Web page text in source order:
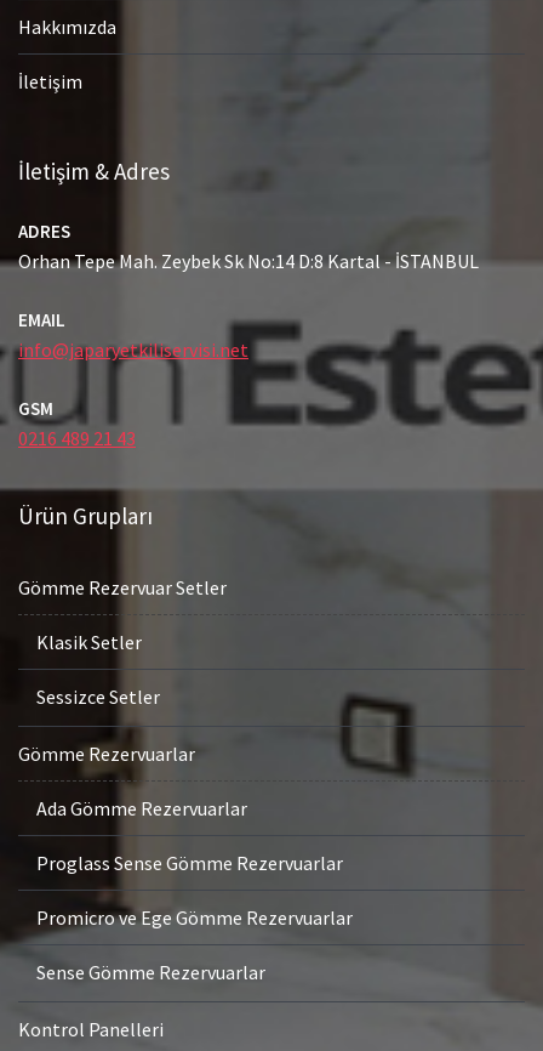
Hakkımızda
İletişim
İletişim & Adres
ADRES
Orhan Tepe Mah. Zeybek Sk No:14 D:8 Kartal - İSTANBUL
EMAIL
info@japaryetkiliservisi.net
GSM
0216 489 21 43
Ürün Grupları
Gömme Rezervuar Setler
Klasik Setler
Sessizce Setler
Gömme Rezervuarlar
Ada Gömme Rezervuarlar
Proglass Sense Gömme Rezervuarlar
Promicro ve Ege Gömme Rezervuarlar
Sense Gömme Rezervuarlar
Kontrol Panelleri